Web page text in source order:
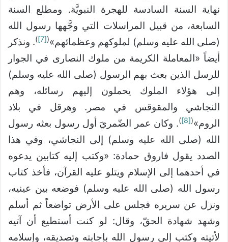
نهاية السنة السادسة للهجرة النبويَّة. ومطلع السنة
السابعة، من قبيل المراسلات التي وجَّهها رسول الله
(صلى الله عليه وسلم) لملوكهم وعظمائهم»(
[7]
). ونذكر
أيضاً «المعاملة الكريمة من ملوك النصارى في الجوار
للرسل الذين بعث بهم الرسول (صلى الله عليه وسلم)
إلى هؤلاء الملوك يحملون إليهم رسائله، وهم
النجاشي والمقوقس في مصر. وهرقل في بلاد
الروم»(
[8]
). وكان عمر الضّمريَ أول رسول بعثه رسول
الله (صلى الله عليه وسلم) إلى النجاشي، وفي هذا
الصدد يقول فاروق حمادة: «وكتب إليه كتابين يدعوه
في أحدهما إلى الإسلام ويتلو عليه القرآن، فأخذ كتاب
رسول الله (صلى الله عليه وسلم) فوضعه بين عينيه،
ونزل عن سريره فجلس على الأرض تواضعاً ثم أسلم
وشهد شهادة الحقّ، وقال: لو كنت أستطيع أن آتيه
لأتيته وكتب إلى رسول الله بإجابته وتصديقه، وإسلامه